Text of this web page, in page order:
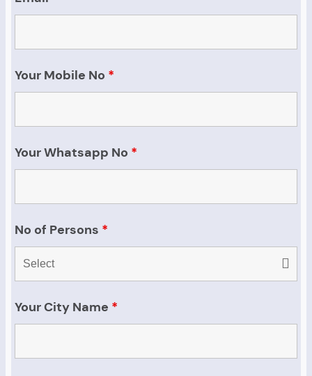
Your Mobile No *
Your Whatsapp No *
No of Persons *
Your City Name *